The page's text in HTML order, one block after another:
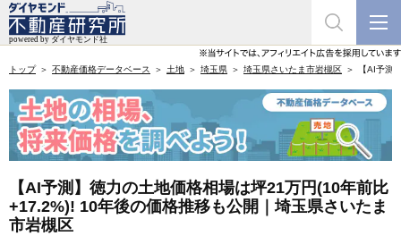
トップ 不動産価格データベース 土地 埼玉県 埼玉県さいたま市岩槻区 【AI予測
【AI予測】徳力の土地価格相場は坪21万円(10年前比
+17.2%)! 10年後の価格推移も公開｜埼玉県さいたま
市岩槻区